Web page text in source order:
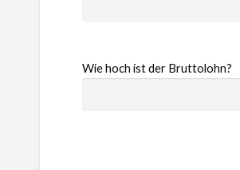
Wie hoch ist der Bruttolohn?